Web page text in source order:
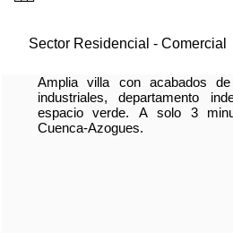
Sector Residencial - Comercial